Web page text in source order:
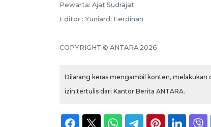
Pewarta: Ajat Sudrajat
Editor : Yuniardi Ferdinan
COPYRIGHT © ANTARA 2026
Dilarang keras mengambil konten,
izin tertulis dari Kantor Berita ANTARA.